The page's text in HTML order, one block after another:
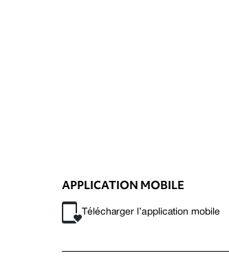
APPLICATION MOBILE
Télécharger l’application mobile